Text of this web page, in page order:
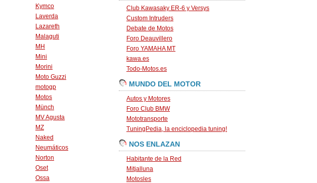
Kymco
Laverda
Lazareth
Malaguti
MH
Mini
Morini
Moto Guzzi
motogp
Motos
Münch
MV Agusta
MZ
Naked
Neumáticos
Norton
Oset
Ossa
Club Kawasaky ER-6 y Versys
Custom Intruders
Debate de Motos
Foro Deauvillero
Foro YAMAHA MT
kawa.es
Todo-Motos.es
MUNDO DEL MOTOR
Autos y Motores
Foro Club BMW
Mototransporte
TuningPedia, la enciclopedia tuning!
NOS ENLAZAN
Habitante de la Red
Mitjalluna
Motosles